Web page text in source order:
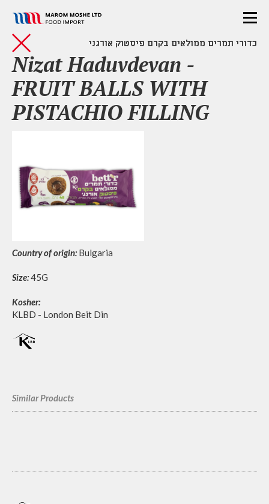
כדורי תמרים ממולאים בקרם פיסטוק אורגני
Nizat Haduvdevan -
FRUIT BALLS WITH
PISTACHIO FILLING
Country of origin:Bulgaria
Size:45G
Kosher:
KLBD - London Beit Din
Similar Products